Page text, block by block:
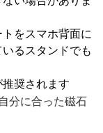
トをスマホ背面に
るスタンドでも
奨されます
分に合った磁石